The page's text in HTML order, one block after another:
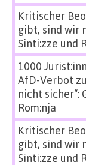
Kritischer
gibt, sind wir
Sinti:zze und
1000
AfD-Verbot zu
nicht sicher“:
Rom:nja
Kritischer
gibt, sind wir
Sinti:zze und